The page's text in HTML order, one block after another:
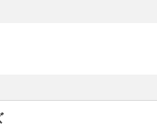
を納入するまでの管理
ラン）／最大100万円ま
など、自由に学べる制
円 子2人目2,000円
メンバー、役員を超え